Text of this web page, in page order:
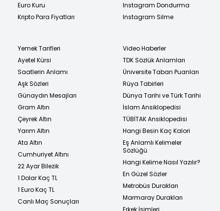
Euro Kuru
Kripto Para Fiyatları
Instagram Dondurma
Instagram Silme
Yemek Tarifleri
Ayetel Kürsi
Saatlerin Anlamı
Aşk Sözleri
Günaydın Mesajları
Gram Altın
Çeyrek Altın
Yarım Altın
Ata Altın
Cumhuriyet Altını
22 Ayar Bilezik
1 Dolar Kaç TL
1 Euro Kaç TL
Canlı Maç Sonuçları
Video Haberler
TDK Sözlük Anlamları
Üniversite Taban Puanları
Rüya Tabirleri
Dünya Tarihi ve Türk Tarihi
İslam Ansiklopedisi
TÜBİTAK Ansiklopedisi
Hangi Besin Kaç Kalori
Eş Anlamlı Kelimeler
Sözlüğü
Hangi Kelime Nasıl Yazılır?
En Güzel Sözler
Metrobüs Durakları
Marmaray Durakları
Erkek İsimleri